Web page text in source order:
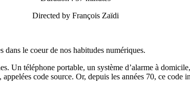
Directed by François Zaïdi
le coeur de nos habitudes numériques.
Un téléphone portable, un système d’alarme à
code source. Or, depuis les années 70, ce